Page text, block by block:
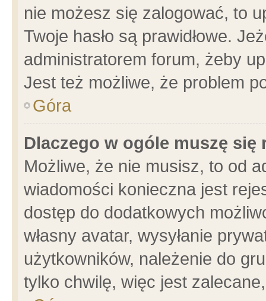
nie możesz się zalogować, to
Twoje hasło są prawidłowe.
administratorem forum, żeby
Jest też możliwe, że problem
Góra
Dlaczego w ogóle muszę się
Możliwe, że nie musisz, to od
wiadomości konieczna jest
dostęp do dodatkowych
własny avatar, wysyłanie
użytkowników, należenie do
tylko chwilę, więc jest